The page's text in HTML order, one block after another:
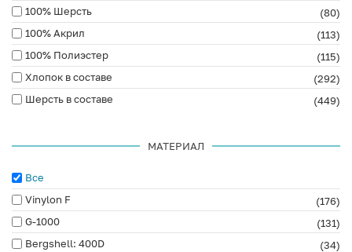
100% Шерсть
(80)
100% Акрил
(113)
100% Полиэстер
(115)
Хлопок в составе
(292)
Шерсть в составе
(449)
МАТЕРИАЛ
Все
Vinylon F
(176)
G-1000
(131)
Bergshell: 400D
(34)